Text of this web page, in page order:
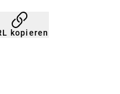
kopieren